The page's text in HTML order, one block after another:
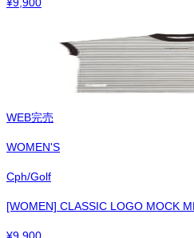
¥9,900
WEB完売
WOMEN'S
Cph/Golf
[WOMEN] CLASSIC LOGO MOCK